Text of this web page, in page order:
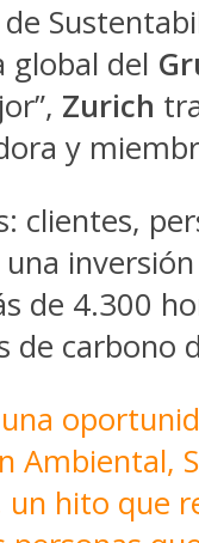
global del
Zurich
y
clientes,
de 4.300
carbono
un hito que